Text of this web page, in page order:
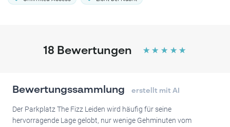
18 Bewertungen ☆ ☆ ☆ ☆ ☆
Bewertungssammlung erstellt mit AI
Der Parkplatz The Fizz Leiden wird häufig für seine
hervorragende Lage gelobt, nur wenige Gehminuten vom